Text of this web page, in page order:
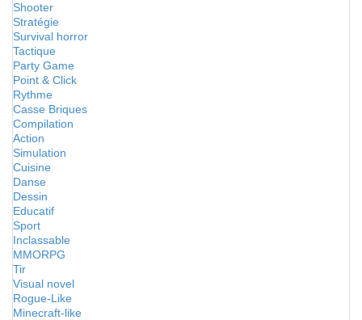
Shooter
Stratégie
Survival horror
Tactique
Party Game
Point & Click
Rythme
Casse Briques
Compilation
Action
Simulation
Cuisine
Danse
Dessin
Educatif
Sport
Inclassable
MMORPG
Tir
Visual novel
Rogue-Like
Minecraft-like